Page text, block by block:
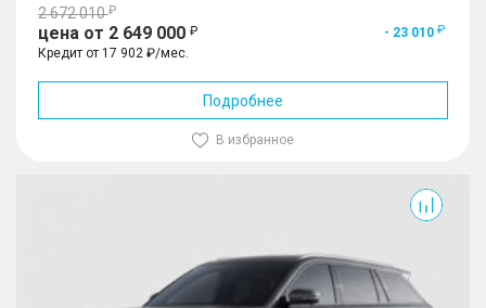
2 672 010
цена от 2 649 000
- 23 010
Кредит от 17 902 ₽/мес.
Подробнее
В избранное